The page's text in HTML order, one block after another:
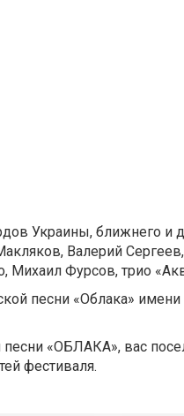
Украины, ближнего и
Валерий
Михаил Фурсов, трио
песни «Облака»
«ОБЛАКА», вас
фестиваля.